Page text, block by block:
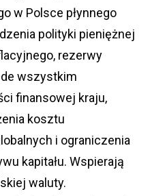
w Polsce płynnego
polityki pieniężnej
rezerwy
wszystkim
finansowej kraju,
kosztu
i ograniczenia
kapitału. Wspierają
waluty.